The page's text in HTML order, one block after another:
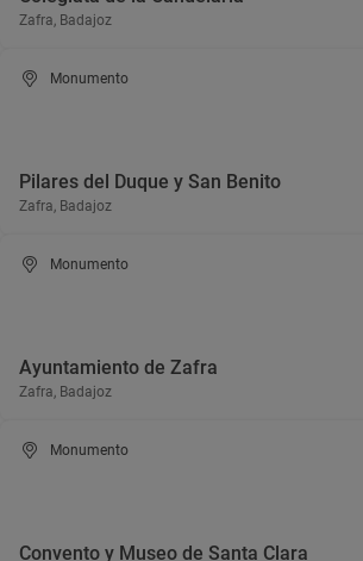
Zafra, Badajoz
Monumento
Pilares del Duque y San Benito
Zafra, Badajoz
Monumento
Ayuntamiento de Zafra
Zafra, Badajoz
Monumento
Convento y Museo de Santa Clara